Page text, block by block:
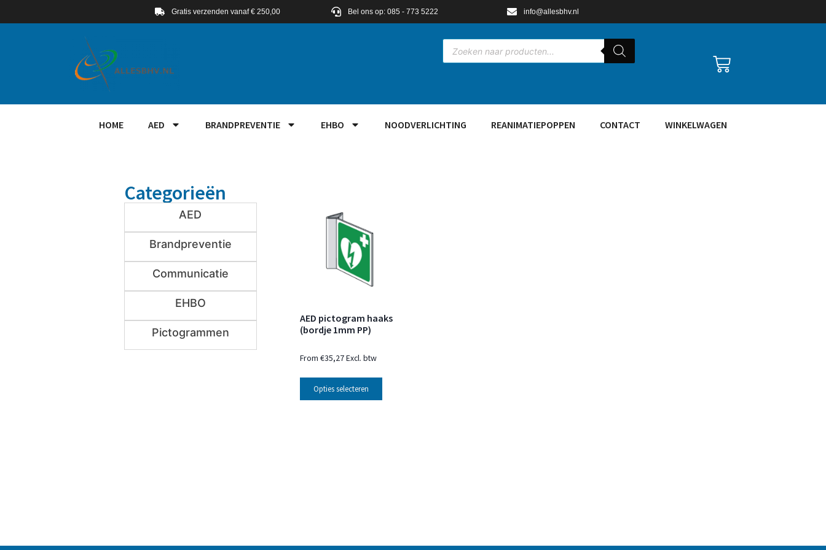
Gratis verzenden vanaf € 250,00 Bel ons op: 085 - 773 5222 info@allesbhv.nl
HOME AED BRANDPREVENTIE EHBO NOODVERLICHTING REANIMATIEPOPPEN CONTACT WINKELWAGEN
Categorieën
AED
Brandpreventie
Communicatie
EHBO
Pictogrammen
AED pictogram haaks
(bordje 1mm PP)
From€35,27Excl. btw
Opties selecteren